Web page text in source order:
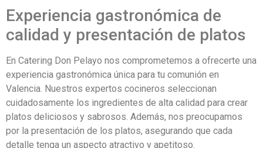
Experiencia gastronómica de
calidad y presentación de platos
En Catering Don Pelayo nos comprometemos a ofrecerte una
experiencia gastronómica única para tu comunión en
Valencia. Nuestros expertos cocineros seleccionan
cuidadosamente los ingredientes de alta calidad para crear
platos deliciosos y sabrosos. Además, nos preocupamos
por la presentación de los platos, asegurando que cada
detalle tenga un aspecto atractivo y apetitoso.